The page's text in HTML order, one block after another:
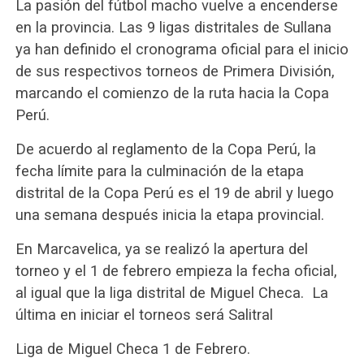
La pasión del fútbol macho vuelve a encenderse
en la provincia. Las 9 ligas distritales de Sullana
ya han definido el cronograma oficial para el inicio
de sus respectivos torneos de Primera División,
marcando el comienzo de la ruta hacia la Copa
Perú.
De acuerdo al reglamento de la Copa Perú, la
fecha límite para la culminación de la etapa
distrital de la Copa Perú es el 19 de abril y luego
una semana después inicia la etapa provincial.
En Marcavelica, ya se realizó la apertura del
torneo y el 1 de febrero empieza la fecha oficial,
al igual que la liga distrital de Miguel Checa. La
última en iniciar el torneos será Salitral
Liga de Miguel Checa 1 de Febrero.